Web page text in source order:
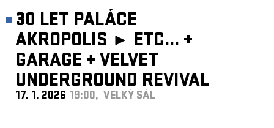
30 LET PALÁCE
AKROPOLIS ► ETC... +
GARAGE + VELVET
UNDERGROUND REVIVAL
BAND
17. 1. 2026 19:00, VELKÝ SÁL